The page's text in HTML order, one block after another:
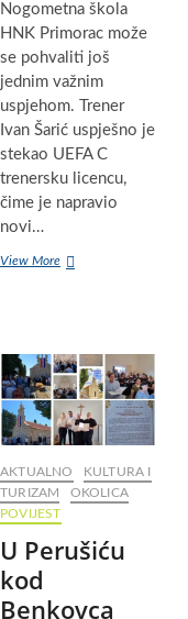
Nogometna škola
HNK Primorac može
se pohvaliti još
jednim važnim
uspjehom. Trener
Ivan Šarić uspješno je
stekao UEFA C
trenersku licencu,
čime je napravio
novi…
View MoreTrener
C
licencu
–
novi
korak
razvoju
nogometne
Primorac
AKTUALNO
KULTURA I
TURIZAM
OKOLICA
POVIJEST
U Perušiću
kod
Benkovca